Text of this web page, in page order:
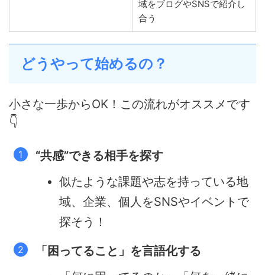
域をブログやSNSで紹介し
合う
どうやって始めるの？
小さな一歩からOK！この流れがオススメです
👇
“共感”できる相手を探す
似たような課題や志を持っている地
域、企業、個人をSNSやイベントで
探そう！
「困ってること」を言語化する